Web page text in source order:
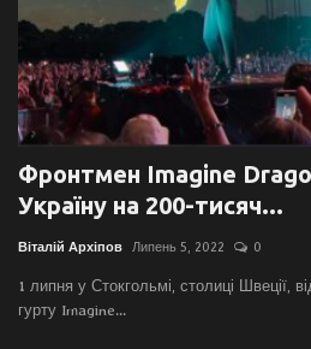
Фронтмен Imagine
Україну на 200-тисяч...
Віталій Архіпов Липень 5, 2022 0
1 липня у Стокгольмі, столиці Швеції,
гурту Imagine...